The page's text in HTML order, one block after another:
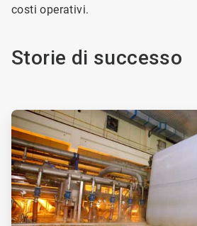
costi operativi.
Storie di successo
ArticleTile
1
di
2